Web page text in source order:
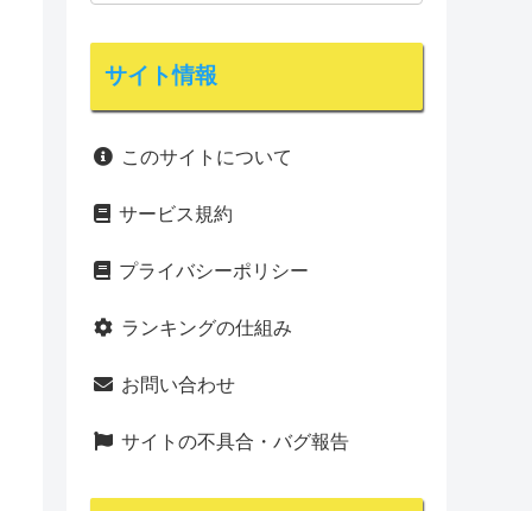
サイト情報
このサイトについて
サービス規約
プライバシーポリシー
ランキングの仕組み
お問い合わせ
サイトの不具合・バグ報告